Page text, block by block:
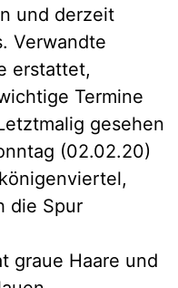
und derzeit
Verwandte
erstattet,
Termine
gesehen
(02.02.20)
die Spur
graue Haare und